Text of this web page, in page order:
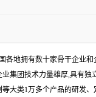
地拥有数十家骨干企
集团技术力量雄厚,具有
大类1万多个产品的研发